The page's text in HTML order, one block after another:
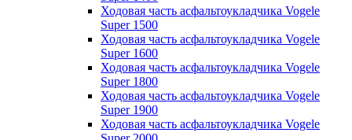
Ходовая часть асфальтоукладчика Vogele
Super 1500
Ходовая часть асфальтоукладчика Vogele
Super 1600
Ходовая часть асфальтоукладчика Vogele
Super 1800
Ходовая часть асфальтоукладчика Vogele
Super 1900
Ходовая часть асфальтоукладчика Vogele